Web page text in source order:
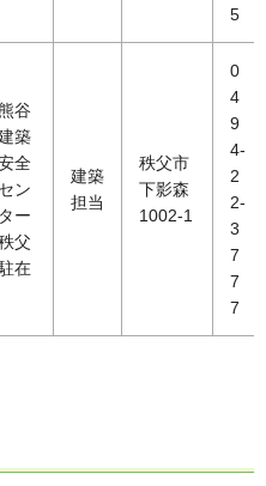
5
谷
築
全
セン
ター
父
在
建築
担当
秩父市
下影森
1002-1
0
4
9
4-
2
2-
3
7
7
7